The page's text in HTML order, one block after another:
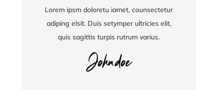
Lorem ipsm doloretu iamet, counsectetur
adiping elsit. Duis setymper ultricies elit,
quis sagittis turpis rutrum varius.